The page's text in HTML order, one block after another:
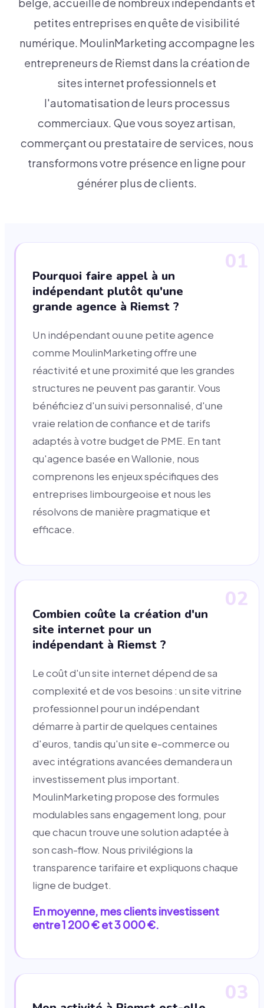
belge, accueille de nombreux indépendants et
petites entreprises en quête de visibilité
numérique. MoulinMarketing accompagne les
entrepreneurs de Riemst dans la création de
sites internet professionnels et
l'automatisation de leurs processus
commerciaux. Que vous soyez artisan,
commerçant ou prestataire de services, nous
transformons votre présence en ligne pour
générer plus de clients.
01
Pourquoi faire appel à un
indépendant plutôt qu'une
grande agence à Riemst ?
Un indépendant ou une petite agence
comme MoulinMarketing offre une
réactivité et une proximité que les grandes
structures ne peuvent pas garantir. Vous
bénéficiez d'un suivi personnalisé, d'une
vraie relation de confiance et de tarifs
adaptés à votre budget de PME. En tant
qu'agence basée en Wallonie, nous
comprenons les enjeux spécifiques des
entreprises limbourgeoise et nous les
résolvons de manière pragmatique et
efficace.
02
Combien coûte la création d'un
site internet pour un
indépendant à Riemst ?
Le coût d'un site internet dépend de sa
complexité et de vos besoins : un site vitrine
professionnel pour un indépendant
démarre à partir de quelques centaines
d'euros, tandis qu'un site e-commerce ou
avec intégrations avancées demandera un
investissement plus important.
MoulinMarketing propose des formules
modulables sans engagement long, pour
que chacun trouve une solution adaptée à
son cash-flow. Nous privilégions la
transparence tarifaire et expliquons chaque
ligne de budget.
En moyenne, mes clients investissent
entre 1 200 € et 3 000 €.
03